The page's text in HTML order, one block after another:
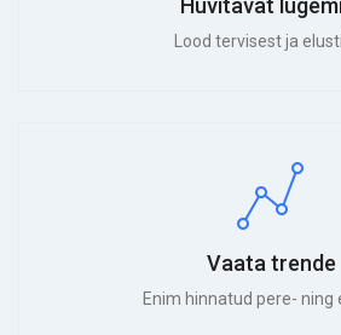
Huvitavat
Lood tervisest ja
Vaata trende
Enim hinnatud pere- ning